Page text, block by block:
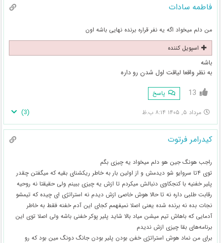
فاطمه سادات
من دلم میخواد اگه یه نفر قراره برنده نهایی باشه اون
اسپویل کننده
باشه
به نظر واقعا لیاقت اول شدن رو داره
13 پاسخ
مرداد ۵, ۱۴۰۵ ۸:۱۴ ب.ظ (
3
)
کیدرامر فرتوت
راجب هونگ جین هو دلم میخواد یه چیزی بگم
توی ۴تا سروایو شو دیدمش و از اولین بار به خاطر ریکشنای بقیه که میگفتن چقدر
پلیر خفنیه با کنجکاوی دنبالش میکردم تا ازش یه چیزی ببینم ولی حقیقتا نه روحیه
رقابت طلبی داره نه تا حالا هوش خاصی ازش دیدم نه استراتژی ای چیده که تیمشو
نجات بده نه برنده شده یعنی اصلا نمیفهمم کجای این آدم خفنه فقط به خاطر
آدمایی که باهاش تیم میشن میاد بالا شاید پلیر پوکر خفنی باشه ولی اصلا توی این
برنامه‌های بقا چیزی ازش ندیدم
برای من نماد هوش استراتژی خفن بودن پلیر بودن جانگ دونگ مین بود که رو